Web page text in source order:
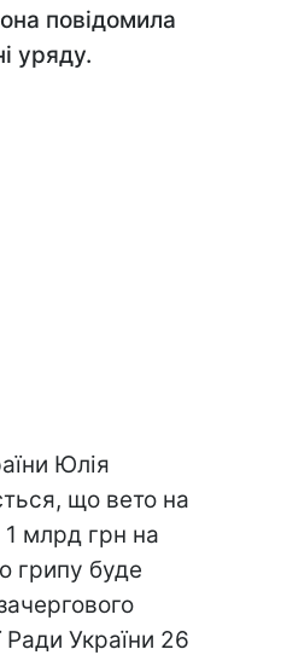
повідомила
уряду.
Юлія
що вето на
1 млрд грн на
грипу буде
Ради України 26